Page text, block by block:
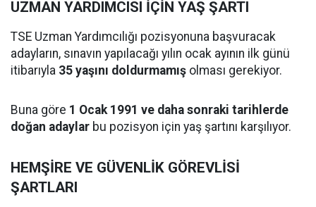
UZMAN YARDIMCISI İÇİN YAŞ ŞARTI
TSE Uzman Yardımcılığı pozisyonuna başvuracak
adayların, sınavın yapılacağı yılın ocak ayının ilk günü
itibarıyla 35 yaşını doldurmamış olması gerekiyor.
Buna göre 1 Ocak 1991 ve daha sonraki tarihlerde
doğan adaylar bu pozisyon için yaş şartını karşılıyor.
HEMŞİRE VE GÜVENLİK GÖREVLİSİ
ŞARTLARI